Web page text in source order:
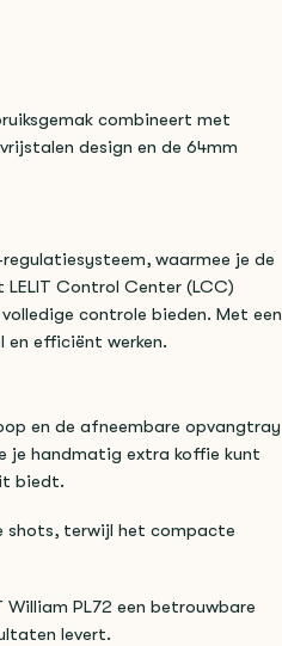
combineert met
design en de 64mm
waarmee je de
Control Center (LCC)
controle bieden. Met een
en efficiënt werken.
en de afneembare opvangtray
je handmatig extra koffie kunt
biedt.
shots, terwijl het compacte
PL72 een betrouwbare
levert.